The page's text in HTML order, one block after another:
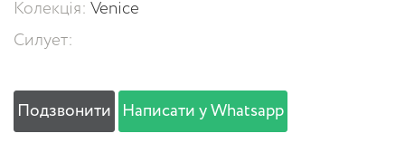
Колекція: Venice
Силует:
Подзвонити Написати у Whatsapp